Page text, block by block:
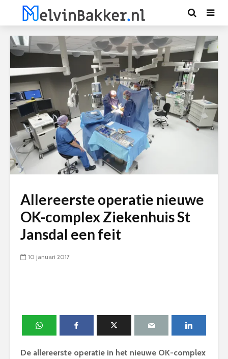
Allereerste operatie nieuwe
OK-complex Ziekenhuis St
Jansdal een feit
10 januari 2017
De allereerste operatie in het nieuwe OK-complex